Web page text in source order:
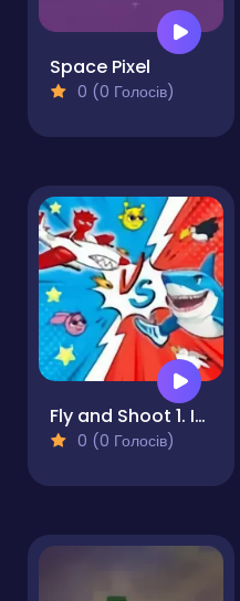
Space Pixel
0 (0 Голосів)
Fly and Shoot 1. Italian Bosses
0 (0 Голосів)